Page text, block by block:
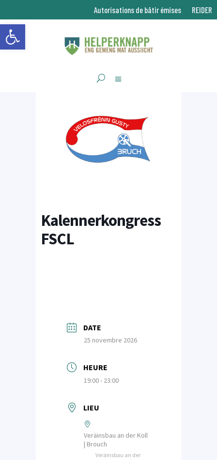
Ouvrir la barre d’outils
Autorisations de bâtir émises REIDER
Kalennerkongress
FSCL
DATE
25 novembre 2026
HEURE
19:00 - 23:00
LIEU
Veräinsbau an der Koll
| Brouch
Veräinsbau an der